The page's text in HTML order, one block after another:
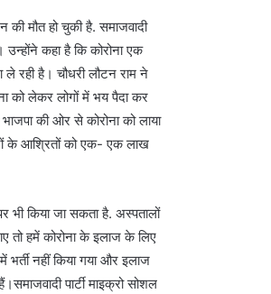
की मौत हो चुकी है. समाजवादी
उन्होंने कहा है कि कोरोना एक
ले रही है। चौधरी लौटन राम ने
को लेकर लोगों में भय पैदा कर
की ओर से कोरोना को लाया
के आश्रितों को एक- एक लाख
भी किया जा सकता है. अस्पतालों
तो हमें कोरोना के इलाज के लिए
नहीं किया गया और इलाज
पार्टी माइक्रो सोशल